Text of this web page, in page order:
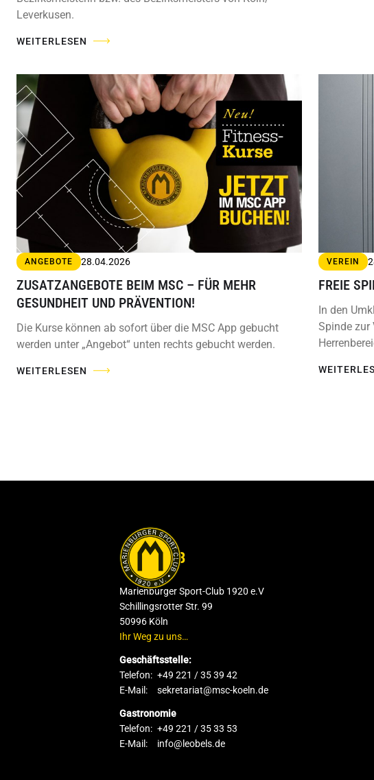
Leverkusen.
WEITERLESEN
ANGEBOTE 28.04.2026
ZUSATZANGEBOTE BEIM MSC – FÜR MEHR
GESUNDHEIT UND PRÄVENTION!
Die Kurse können ab sofort über die MSC App gebucht
werden unter „Angebot“ unten rechts gebucht werden.
WEITERLESEN
VEREIN
FREIE
In den
Spinde zur
DER CLUB
Marienburger Sport-Club 1920 e.V
Schillingsrotter Str. 99
50996 Köln
Ihr Weg zu uns…
Geschäftsstelle:
Telefon: +49 221 / 35 39 42
E-Mail:
sekretariat@msc-koeln.de
Gastronomie
Telefon: +49 221 / 35 33 53
E-Mail:
info@leobels.de